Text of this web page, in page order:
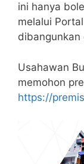
ini hanya
melalui
dibangunkan
Usahawan
memohon
https://